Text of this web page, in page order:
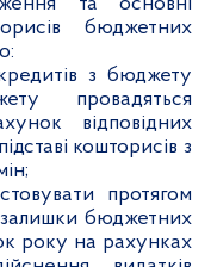
бюджетних
з бюджету
провадяться
відповідних
кошторисів з
протягом
бюджетних
року на рахунках